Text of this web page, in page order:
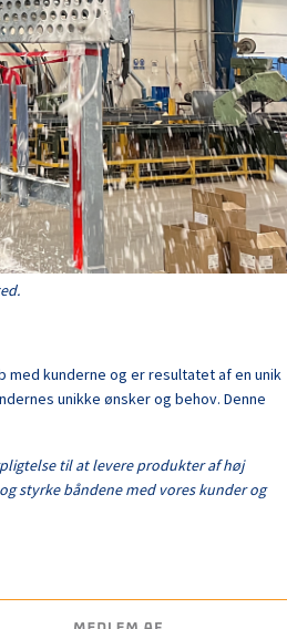
kunderne og er resultatet af en unik
unikke ønsker og behov. Denne
til at levere produkter af høj
styrke båndene med vores kunder og